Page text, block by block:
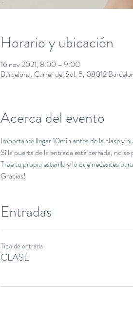
Horario y ubicación
16 nov 2021, 8:00 – 9:00
Barcelona, Carrer del Sol, 5, 08012
Acerca del evento
Importante llegar 10min antes de la clase y
Si la puerta de la entrada está cerrada, no
Trae tu propia esterilla y lo que necesites
Gracias!
Entradas
Tipo de entrada
CLASE